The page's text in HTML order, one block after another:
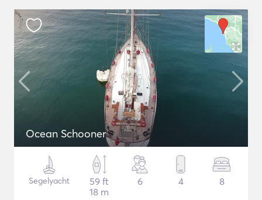
Ocean Schooner
Segelyacht
59 ft
18 m
6 4 8